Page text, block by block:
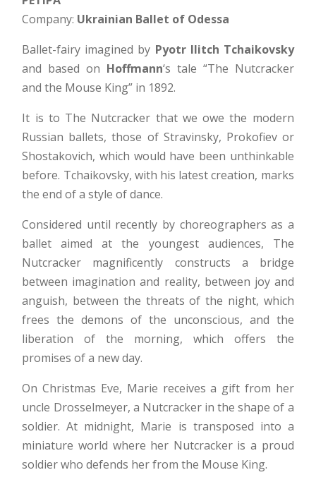
Company: Ukrainian Ballet of Odessa
Ballet-fairy imagined by Pyotr Ilitch Tchaikovsky
and based on Hoffmann‘s tale “The Nutcracker
and the Mouse King” in 1892.
It is to The Nutcracker that we owe the modern
Russian ballets, those of Stravinsky, Prokofiev or
Shostakovich, which would have been unthinkable
before. Tchaikovsky, with his latest creation, marks
the end of a style of dance.
Considered until recently by choreographers as a
ballet aimed at the youngest audiences, The
Nutcracker magnificently constructs a bridge
between imagination and reality, between joy and
anguish, between the threats of the night, which
frees the demons of the unconscious, and the
liberation of the morning, which offers the
promises of a new day.
On Christmas Eve, Marie receives a gift from her
uncle Drosselmeyer, a Nutcracker in the shape of a
soldier. At midnight, Marie is transposed into a
miniature world where her Nutcracker is a proud
soldier who defends her from the Mouse King.